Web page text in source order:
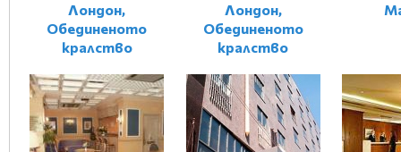
Лондон,
Обединеното
кралство
Лондон,
Обединеното
кралство